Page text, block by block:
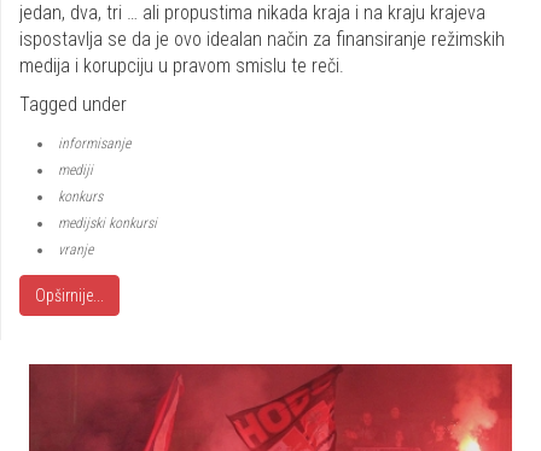
jedan, dva, tri … ali propustima nikada kraja i na kraju krajeva
ispostavlja se da je ovo idealan način za finansiranje režimskih
medija i korupciju u pravom smislu te reči.
Tagged under
informisanje
mediji
konkurs
medijski konkursi
vranje
Opširnije...